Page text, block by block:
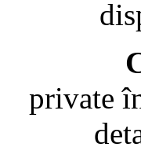
private